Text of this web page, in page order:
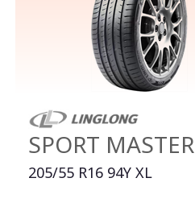
SPORT MASTER
205/55 R16 94Y XL